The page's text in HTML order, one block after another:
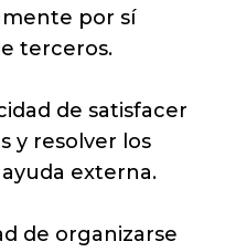
por sí
terceros.
de satisfacer
y resolver los
externa.
de organizarse